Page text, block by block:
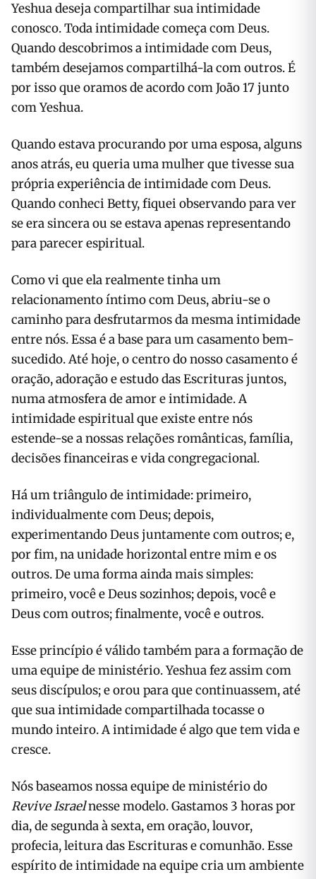
Yeshua deseja compartilhar sua intimidade
conosco. Toda intimidade começa com Deus.
Quando descobrimos a intimidade com Deus,
também desejamos compartilhá-la com outros. É
por isso que oramos de acordo com João 17 junto
com Yeshua.
Quando estava procurando por uma esposa, alguns
anos atrás, eu queria uma mulher que tivesse sua
própria experiência de intimidade com Deus.
Quando conheci Betty, fiquei observando para ver
se era sincera ou se estava apenas representando
para parecer espiritual.
Como vi que ela realmente tinha um
relacionamento íntimo com Deus, abriu-se o
caminho para desfrutarmos da mesma intimidade
entre nós. Essa é a base para um casamento bem-
sucedido. Até hoje, o centro do nosso casamento é
oração, adoração e estudo das Escrituras juntos,
numa atmosfera de amor e intimidade. A
intimidade espiritual que existe entre nós
estende-se a nossas relações românticas, família,
decisões financeiras e vida congregacional.
Há um triângulo de intimidade: primeiro,
individualmente com Deus; depois,
experimentando Deus juntamente com outros; e,
por fim, na unidade horizontal entre mim e os
outros. De uma forma ainda mais simples:
primeiro, você e Deus sozinhos; depois, você e
Deus com outros; finalmente, você e outros.
Esse princípio é válido também para a formação de
uma equipe de ministério. Yeshua fez assim com
seus discípulos; e orou para que continuassem, até
que sua intimidade compartilhada tocasse o
mundo inteiro. A intimidade é algo que tem vida e
cresce.
Nós baseamos nossa equipe de ministério do
Revive Israelnesse modelo. Gastamos 3 horas por
dia, de segunda à sexta, em oração, louvor,
profecia, leitura das Escrituras e comunhão. Esse
espírito de intimidade na equipe cria um ambiente